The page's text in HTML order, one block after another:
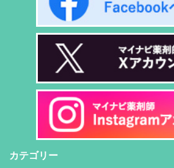
カテゴリー